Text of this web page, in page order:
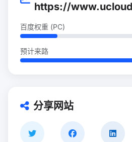
https://
百度权重 (PC)
预计来路
分享网站